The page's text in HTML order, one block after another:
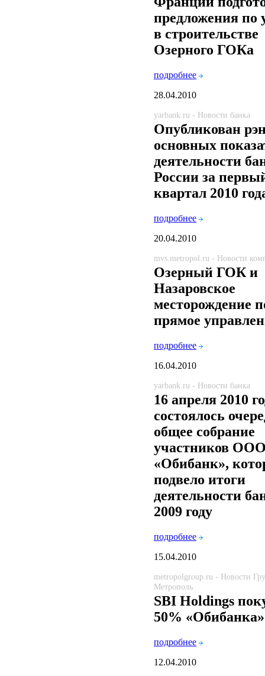
предложения по
в строительстве
Озерного ГОКа
подробнее
28.04.2010
yarbank.ru - Новости банка
Опубликован
основных
деятельности
России за
квартал 2010
подробнее
20.04.2010
mvs.metropol.ru - Новости
Озерный ГОК и
Назаровское
месторождение
прямое
подробнее
16.04.2010
yarbank.ru - Новости банка
16 апреля 2010
состоялось
общее собрание
участников
«Обибанк»,
подвело итоги
деятельности
2009 году
подробнее
15.04.2010
metropolgroup.ru - Новости
Метрополь
SBI Holdings
50% «Обибанка»
подробнее
12.04.2010